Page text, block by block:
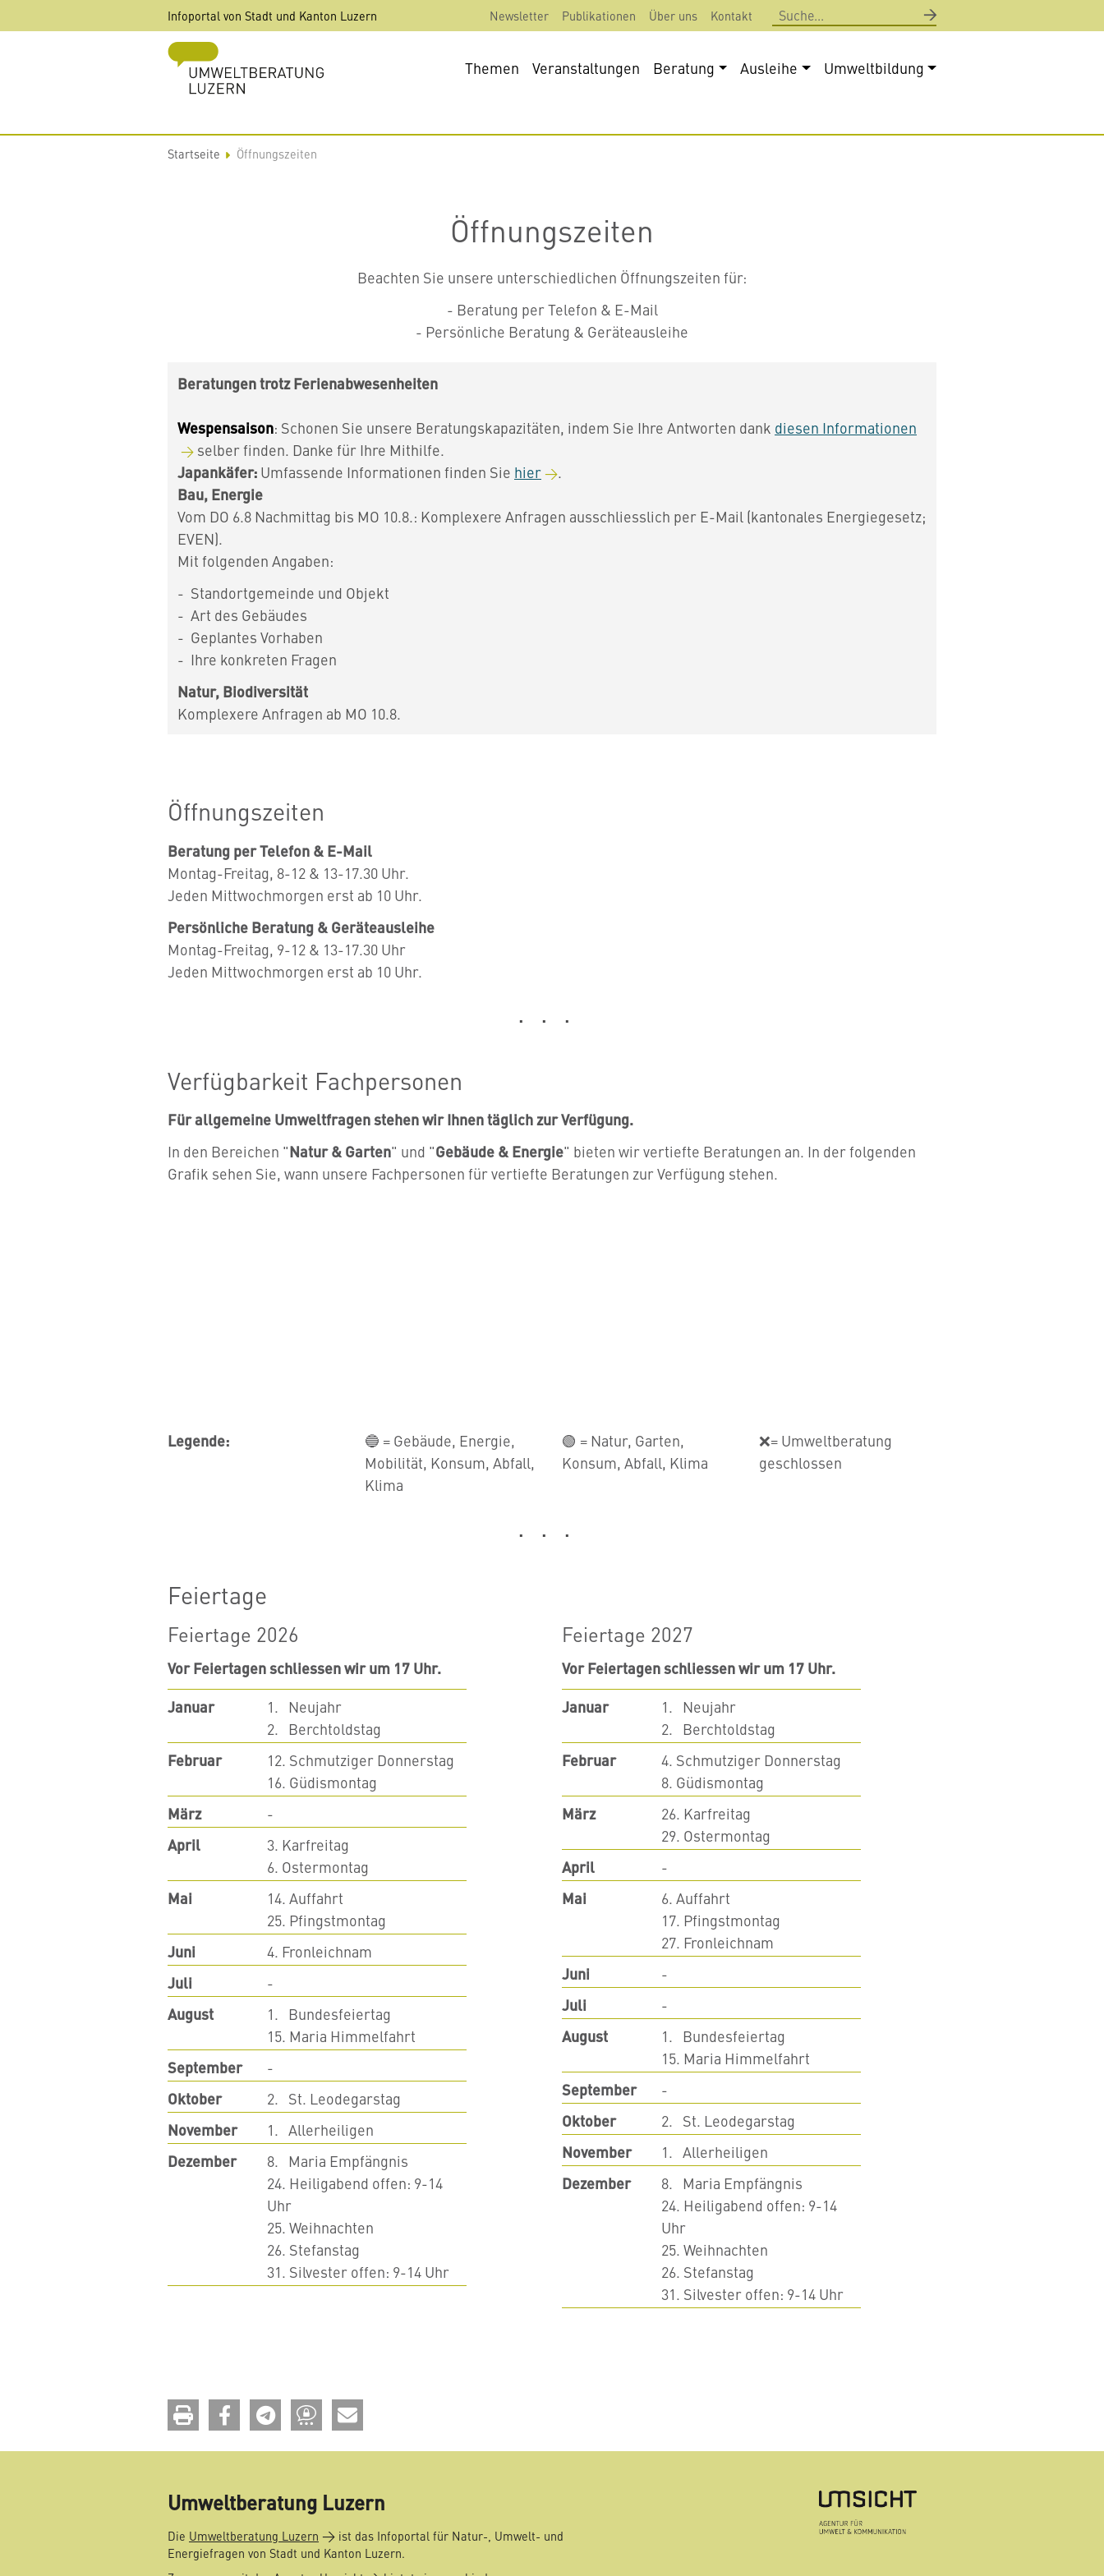
zum
Infoportal von Stadt und Kanton Luzern Newsletter Publikationen Über uns Kontakt Suche
Themen Veranstaltungen Beratung Ausleihe Umweltbildung
Startseite Öffnungszeiten
Öffnungszeiten
Beachten Sie unsere unterschiedlichen Öffnungszeiten für:
- Beratung per Telefon & E-Mail
- Persönliche Beratung & Geräteausleihe
Beratungen trotz Ferienabwesenheiten
Wespensaison: Schonen Sie unsere Beratungskapazitäten, indem Sie Ihre Antworten dank diesen Informationen
selber finden. Danke für Ihre Mithilfe.
Japankäfer: Umfassende Informationen finden Sie hier
.
Bau, Energie
Vom DO 6.8 Nachmittag bis MO 10.8.: Komplexere Anfragen ausschliesslich per E-Mail (kantonales Energiegesetz;
EVEN).
Mit folgenden Angaben:
Standortgemeinde und Objekt
Art des Gebäudes
Geplantes Vorhaben
Ihre konkreten Fragen
Natur, Biodiversität
Komplexere Anfragen ab MO 10.8.
Öffnungszeiten
Beratung per Telefon & E-Mail
Montag-Freitag, 8-12 & 13-17.30 Uhr.
Jeden Mittwochmorgen erst ab 10 Uhr.
Persönliche Beratung & Geräteausleihe
Montag-Freitag, 9-12 & 13-17.30 Uhr
Jeden Mittwochmorgen erst ab 10 Uhr.
Verfügbarkeit Fachpersonen
Für allgemeine Umweltfragen stehen wir Ihnen täglich zur Verfügung.
In den Bereichen "Natur & Garten" und "Gebäude & Energie" bieten wir vertiefte Beratungen an. In der folgenden
Grafik sehen Sie, wann unsere Fachpersonen für vertiefte Beratungen zur Verfügung stehen.
Legende:
🔵 = Gebäude, Energie,
Mobilität, Konsum, Abfall,
Klima
🟢 = Natur, Garten,
Konsum, Abfall, Klima
❌= Umweltberatung
geschlossen
Feiertage
Feiertage 2026
Vor Feiertagen schliessen wir um 17 Uhr.
Januar
1. Neujahr
2. Berchtoldstag
Februar
12. Schmutziger Donnerstag
16. Güdismontag
März
-
April
3. Karfreitag
6. Ostermontag
Mai
14. Auffahrt
25. Pfingstmontag
Juni
4. Fronleichnam
Juli
-
August
1. Bundesfeiertag
15. Maria Himmelfahrt
September
-
Oktober
2. St. Leodegarstag
November
1. Allerheiligen
Dezember
8. Maria Empfängnis
24. Heiligabend offen: 9-14
Uhr
25. Weihnachten
26. Stefanstag
31. Silvester offen: 9-14 Uhr
Feiertage 2027
Vor Feiertagen schliessen wir um 17 Uhr.
Januar
1. Neujahr
2. Berchtoldstag
Februar
4. Schmutziger Donnerstag
8. Güdismontag
März
26. Karfreitag
29. Ostermontag
April
-
Mai
6. Auffahrt
17. Pfingstmontag
27. Fronleichnam
Juni
-
Juli
-
August
1. Bundesfeiertag
15. Maria Himmelfahrt
September
-
Oktober
2. St. Leodegarstag
November
1. Allerheiligen
Dezember
8. Maria Empfängnis
24. Heiligabend offen: 9-14
Uhr
25. Weihnachten
26. Stefanstag
31. Silvester offen: 9-14 Uhr
drucken teilen teilen
Umweltberatung Luzern
Die Umweltberatung Luzern
ist das Infoportal für Natur-, Umwelt- und
Energiefragen von Stadt und Kanton Luzern.